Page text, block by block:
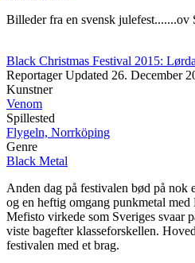
Billeder fra en svensk julefest.......ov
Black Christmas Festival 2015:
Reportager Updated 26. December
Kunstner
Venom
Spillested
Flygeln, Norrköping
Genre
Black Metal
Anden dag på festivalen bød på nok
og en heftig omgang punkmetal
Mefisto virkede som Sveriges svaar
viste bagefter klasseforskellen.
festivalen med et brag.